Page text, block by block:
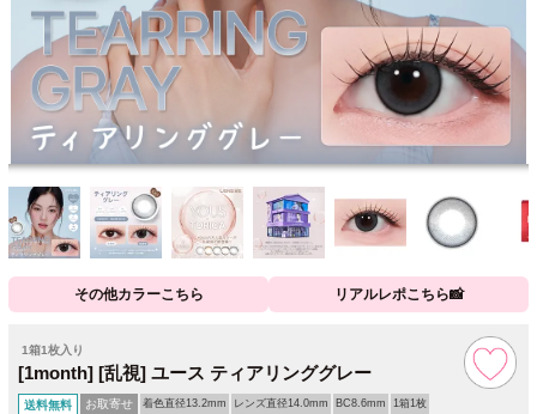
その他カラーこちら リアルレポこちら📸
1箱1枚入り
[1month] [乱視] ユース ティアリンググレー
送料無料 お取寄せ 着色直径13.2mm レンズ直径14.0mm BC8.6mm 1箱1枚